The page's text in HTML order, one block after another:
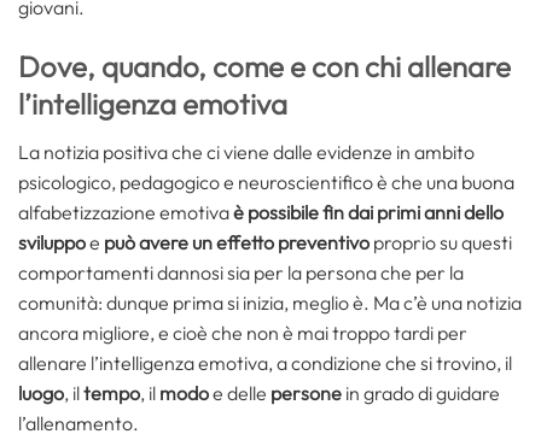
giovani.
Dove, quando, come e con chi allenare
l’intelligenza emotiva
La notizia positiva che ci viene dalle evidenze in ambito
psicologico, pedagogico e neuroscientifico è che una buona
alfabetizzazione emotivaè possibile fin dai primi anni dello
sviluppoe può avere un effetto preventivo proprio su questi
comportamenti dannosi sia per la persona che per la
comunità: dunque prima si inizia, meglio è. Ma c’è una notizia
ancora migliore, e cioè che non è mai troppo tardi per
allenare l’intelligenza emotiva, a condizione che si trovino, il
luogo, iltempo, il modoe delle persone in grado di guidare
l’allenamento.